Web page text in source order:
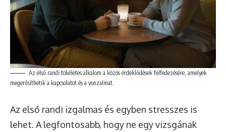
Az első randi tökéletes alkalom a közös érdeklődések felfedezésére, amelyek
megerősíthetik a kapcsolatot és a vonzalmat.
Az első randi izgalmas és egyben stresszes is
lehet. A legfontosabb, hogy ne egy vizsgának